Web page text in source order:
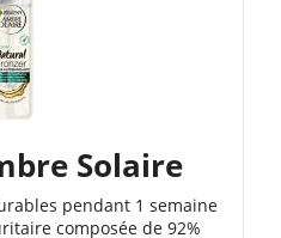
Solaire
pendant 1 semaine
composée de 92%